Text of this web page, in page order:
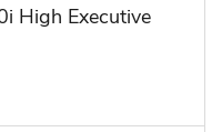
High Executive